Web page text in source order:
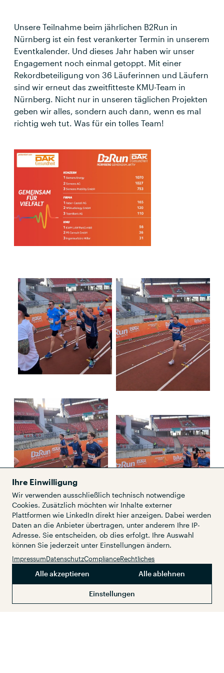
Unsere Teilnahme beim jährlichen B2Run in
Nürnberg ist ein fest verankerter Termin in unserem
Eventkalender. Und dieses Jahr haben wir unser
Engagement noch einmal getoppt. Mit einer
Rekordbeteiligung von 36 Läuferinnen und Läufern
sind wir erneut das zweitfitteste KMU-Team in
Nürnberg. Nicht nur in unseren täglichen Projekten
geben wir alles, sondern auch dann, wenn es mal
richtig weh tut. Was für ein tolles Team!
Ihre Einwilligung
Wir verwenden ausschließlich technisch notwendige
Cookies. Zusätzlich möchten wir Inhalte externer
Plattformen wie LinkedIn direkt hier anzeigen. Dabei werden
Daten an die Anbieter übertragen, unter anderem Ihre IP-
Adresse. Sie entscheiden, ob dies erfolgt. Ihre Auswahl
können Sie jederzeit unter Einstellungen ändern.
ImpressumDatenschutzComplianceRechtliches
Alle akzeptieren Alle ablehnen
Einstellungen